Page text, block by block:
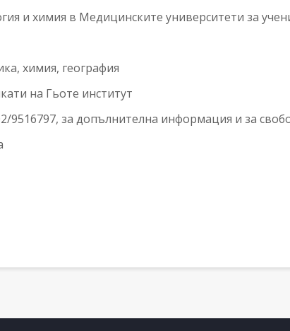
и химия в Медицинските университети за
химия, география
на Гьоте институт
9516797, за допълнителна информация и за